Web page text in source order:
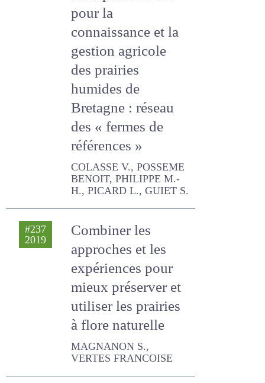
pour la
connaissance et la
gestion agricole
des prairies
humides de
Bretagne : réseau
des « fermes de
références »
COLASSE V., POSSEME
BENOIT, PHILIPPE M.-H.,
PICARD L., GUIET S.
#237
2019
Combiner les
approches et les
expériences pour
mieux préserver et
utiliser les prairies
à flore naturelle
MAGNANON S., VERTES
FRANCOISE